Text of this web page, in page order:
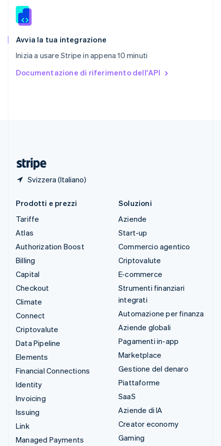
Avvia la tua integrazione
Inizia a usare Stripe in appena 10 minuti
Documentazione di riferimento dell'API
Svizzera (Italiano)
Slovacchia
Slovenia
English Italiano
EspañolEnglish
English Español 简体中文
Prodotti e prezzi
Tariffe
Atlas
Authorization Boost
Billing
Capital
Checkout
Climate
Connect
Criptovalute
Data Pipeline
Elements
Financial Connections
Identity
Invoicing
Issuing
Link
Managed Payments
Soluzioni
Aziende
Start-up
Commercio agentico
Criptovalute
E-commerce
Strumenti finanziari
integrati
Automazione per finanza
Aziende globali
Pagamenti in-app
Marketplace
Gestione del denaro
Piattaforme
SaaS
Aziende di IA
Creator economy
Gaming